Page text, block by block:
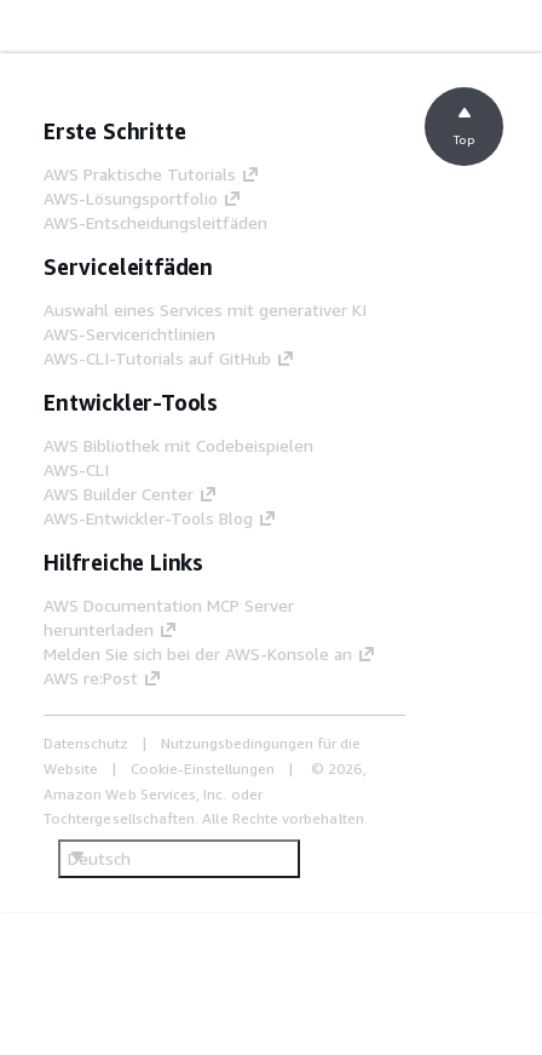
Erste Schritte
AWS Praktische Tutorials
AWS-Lösungsportfolio
AWS-Entscheidungsleitfäden
Serviceleitfäden
Auswahl eines Services mit generativer KI
AWS-Servicerichtlinien
AWS-CLI-Tutorials auf GitHub
Entwickler-Tools
AWS Bibliothek mit Codebeispielen
AWS-CLI
AWS Builder Center
AWS-Entwickler-Tools Blog
Hilfreiche Links
AWS Documentation MCP Server
herunterladen
Melden Sie sich bei der AWS-Konsole an
AWS re:Post
Datenschutz
Nutzungsbedingungen für die
Website
Cookie-Einstellungen
© 2026,
Amazon Web Services, Inc. oder
Tochtergesellschaften. Alle Rechte vorbehalten.
Deutsch
Top